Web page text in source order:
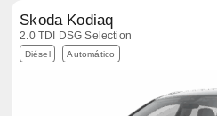
Skoda Kodiaq
2.0 TDI DSG Selection
Diésel Automático